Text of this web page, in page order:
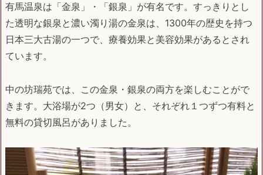
有馬温泉は「金泉」・「銀泉」が有名です。すっきりとし
た透明な銀泉と濃い濁り湯の金泉は、1300年の歴史を持つ
日本三大古湯の一つで、療養効果と美容効果があるとされ
ています。
中の坊瑞苑では、この金泉・銀泉の両方を楽しむことがで
きます。大浴場が2つ（男女）と、それぞれ１つずつ有料と
無料の貸切風呂がありました。